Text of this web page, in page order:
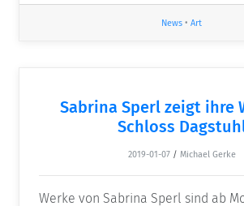
News • Art
Sabrina Sperl zeigt ihre
Schloss
2019-01-07 / Michael Gerke
Werke von Sabrina Sperl sind ab